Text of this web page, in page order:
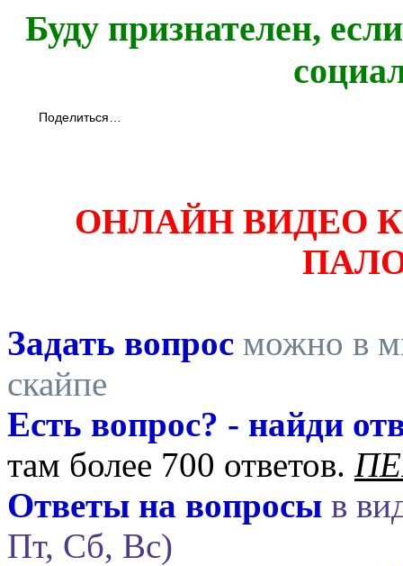
Буду признателен,
Поделиться…
ОНЛАЙН ВИДЕО
Задать вопрос можно в
скайпе
Есть вопрос? - найди
там более 700 ответов.
Ответы на вопросы в
Пт, Сб, Вс)